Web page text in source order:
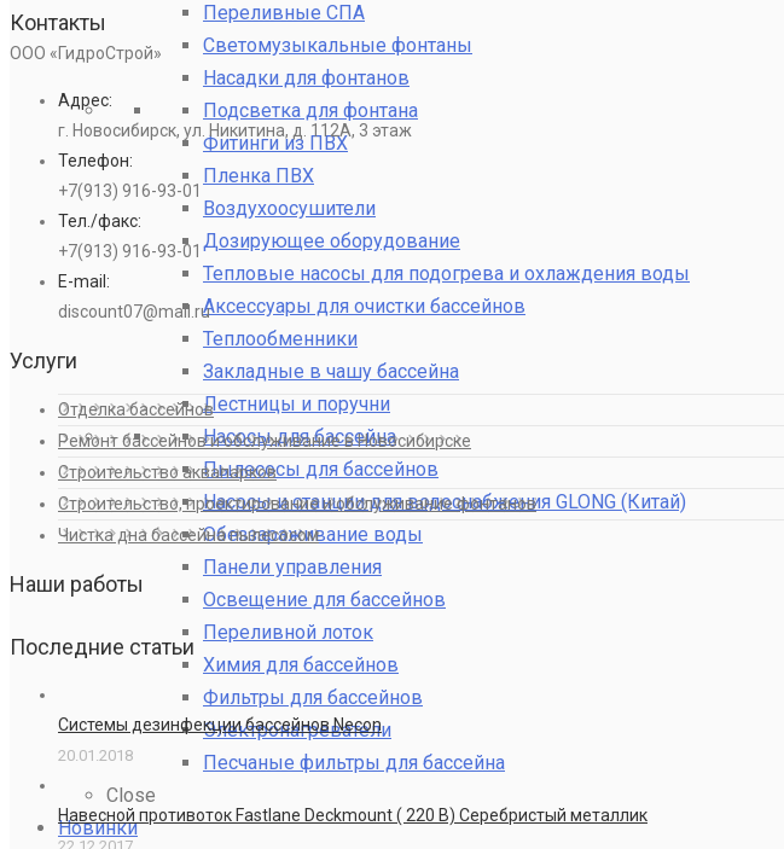
Переливные СПА
Светомузыкальные фонтаны
Насадки для фонтанов
Подсветка для фонтана
Фитинги из ПВХ
Пленка ПВХ
Воздухоосушители
Дозирующее оборудование
Тепловые насосы для подогрева и охлаждения воды
Аксессуары для очистки бассейнов
Теплообменники
Закладные в чашу бассейна
Лестницы и поручни
Насосы для бассейна
Пылесосы для бассейнов
Насосы и станции для водоснабжения GLONG (Китай)
Обеззараживание воды
Панели управления
Освещение для бассейнов
Переливной лоток
Химия для бассейнов
Фильтры для бассейнов
Электронагреватели
Песчаные фильтры для бассейна
Close
Новинки
Контакты
ООО «ГидроСтрой»
Адрес:
г. Новосибирск, ул. Никитина, д. 112А, 3 этаж
Телефон:
+7(913) 916-93-01
Тел./факс:
+7(913) 916-93-01
E-mail:
discount07@mail.ru
Услуги
Отделка бассейнов
Ремонт бассейнов и обслуживание в Новосибирске
Строительство аквапарков
Строительство, проектирование и обслуживание фонтанов
Чистка дна бассейна пылесосом
Наши работы
Последние статьи
Системы дезинфекции бассейнов Necon
20.01.2018
Навесной противоток Fastlane Deckmount ( 220 В) Серебристый металлик